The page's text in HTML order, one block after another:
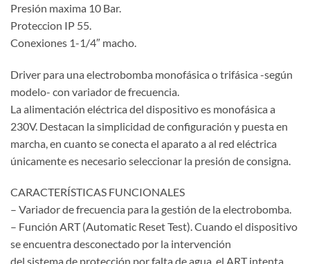
Presión maxima 10 Bar.
Proteccion IP 55.
Conexiones 1-1/4″ macho.
Driver para una electrobomba monofásica o trifásica -según
modelo- con variador de frecuencia.
La alimentación eléctrica del dispositivo es monofásica a
230V. Destacan la simplicidad de configuración y puesta en
marcha, en cuanto se conecta el aparato a al red eléctrica
únicamente es necesario seleccionar la presión de consigna.
CARACTERÍSTICAS FUNCIONALES
– Variador de frecuencia para la gestión de la electrobomba.
– Función ART (Automatic Reset Test). Cuando el dispositivo
se encuentra desconectado por la intervención
del sistema de protección por falta de agua, el ART intenta,